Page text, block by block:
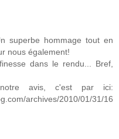
superbe hommage tout en
nous également!
dans le rendu... Bref,
avis, c'est par ici:
archives/2010/01/31/16